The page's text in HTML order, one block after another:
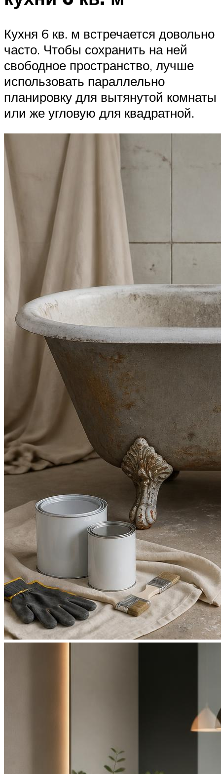
Кухня 6 кв. м встречается довольно
часто. Чтобы сохранить на ней
свободное пространство, лучше
использовать параллельно
планировку для вытянутой комнаты
или же угловую для квадратной.